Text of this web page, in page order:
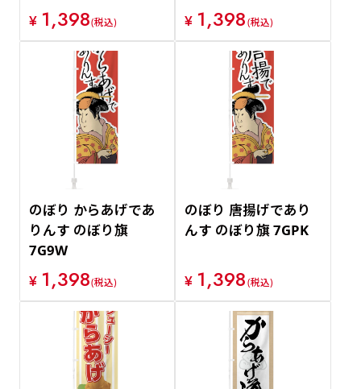
¥ 1,398(税込)
¥ 1,398(税込)
のぼり からあげであ
りんす のぼり旗
7G9W
¥ 1,398(税込)
のぼり 唐揚げであり
んす のぼり旗 7GPK
¥ 1,398(税込)